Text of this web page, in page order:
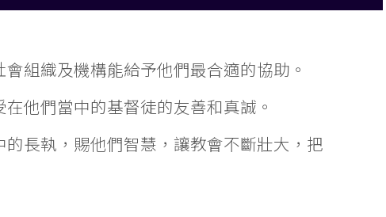
組織及機構能給予他們最合適的協助。
他們當中的基督徒的友善和真誠。
長執，賜他們智慧，讓教會不斷壯大，把